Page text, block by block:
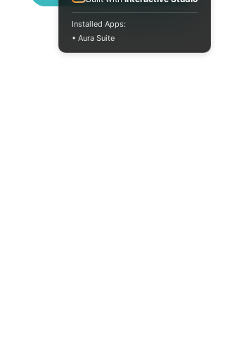
Installed Apps:
• Aura Suite